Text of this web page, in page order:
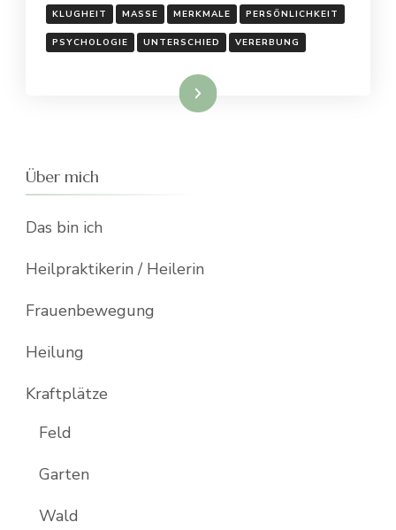
KLUGHEIT MASSE MERKMALE PERSÖNLICHKEIT
PSYCHOLOGIE UNTERSCHIED VERERBUNG
Weiterlesen
Über mich
Das bin ich
Heilpraktikerin / Heilerin
Frauenbewegung
Heilung
Kraftplätze
Feld
Garten
Wald